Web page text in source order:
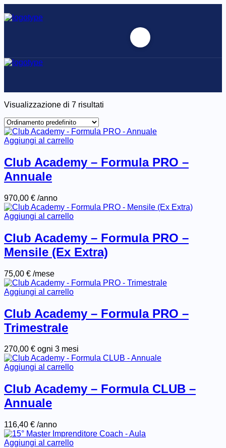
Visualizzazione di 7 risultati
Aggiungi al carrello
Club Academy – Formula PRO –
Annuale
970,00 € /anno
Aggiungi al carrello
Club Academy – Formula PRO –
Mensile (Ex Extra)
75,00 € /mese
Aggiungi al carrello
Club Academy – Formula PRO –
Trimestrale
270,00 € ogni 3 mesi
Aggiungi al carrello
Club Academy – Formula CLUB –
Annuale
116,40 € /anno
Aggiungi al carrello